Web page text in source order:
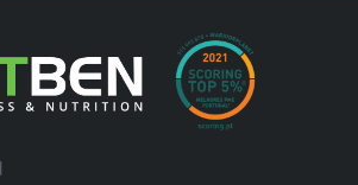
|